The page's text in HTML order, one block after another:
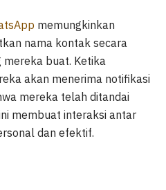
memungkinkan
nama kontak secara
buat. Ketika
akan menerima notifikasi
mereka telah ditandai
membuat interaksi antar
dan efektif.